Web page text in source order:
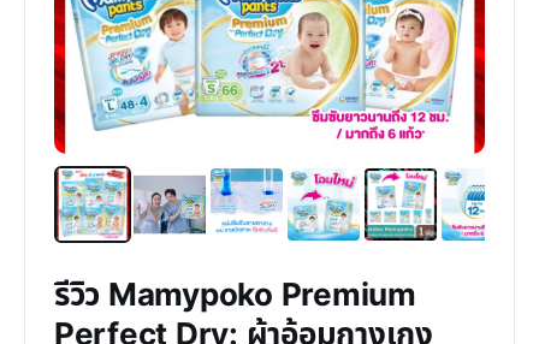
รีวิว Mamypoko Premium